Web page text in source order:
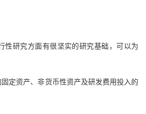
研究方面有很坚实的研究基础，可以为
资产、非货币性资产及研发费用投入的